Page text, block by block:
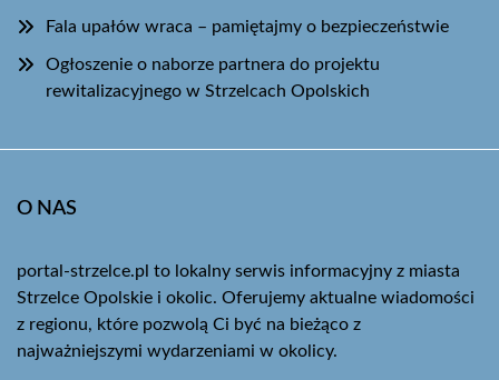
Fala upałów wraca – pamiętajmy o bezpieczeństwie
Ogłoszenie o naborze partnera do projektu
rewitalizacyjnego w Strzelcach Opolskich
O NAS
portal-strzelce.pl to lokalny serwis informacyjny z miasta
Strzelce Opolskie i okolic. Oferujemy aktualne wiadomości
z regionu, które pozwolą Ci być na bieżąco z
najważniejszymi wydarzeniami w okolicy.